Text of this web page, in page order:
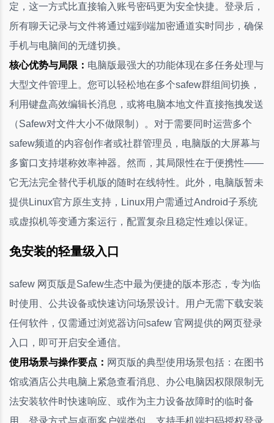
定，这一方式比直接输入账号密码更为安全快捷。登录后，
所有聊天记录与文件将通过端到端加密通道实时同步，确保
手机与电脑间的无缝切换。
核心优势与局限： 电脑版最强大的功能体现在多任务处理与
大型文件管理上。您可以轻松地在多个safew群组间切换，
利用键盘高效编辑长消息，或将电脑本地文件直接拖拽发送
（Safew对文件大小不做限制）。对于需要同时运营多个
safew频道的内容创作者或社群管理员，电脑版的大屏幕与
多窗口支持堪称效率神器。然而，其局限性在于便携性——
它无法完全替代手机版的随时在线特性。此外，电脑版暂未
提供Linux官方原生支持，Linux用户需通过Android子系统
或虚拟机等变通方案运行，配置复杂且稳定性难以保证。
免安装的轻量级入口
safew 网页版是Safew生态中最为便捷的版本形态，专为临
时使用、公共设备或快速访问场景设计。用户无需下载安装
任何软件，仅需通过浏览器访问safew 官网提供的网页登录
入口，即可开启安全通信。
使用场景与操作要点： 网页版的典型使用场景包括：在图书
馆或酒店公共电脑上紧急查看消息、办公电脑因权限限制无
法安装软件时快速响应、或作为主力设备故障时的临时备
用。登录方式与桌面客户端类似，支持手机端扫码授权登录